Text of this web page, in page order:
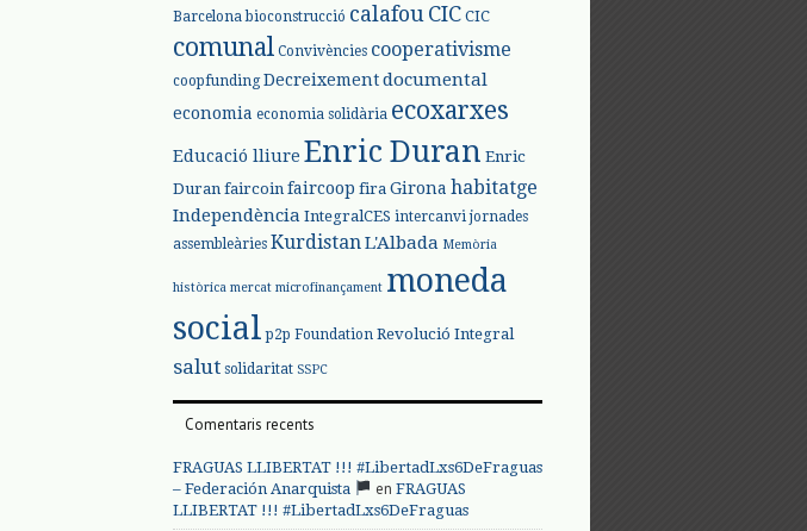
Barcelona bioconstrucció calafou CIC CIC
comunal Convivències cooperativisme
coopfunding Decreixementdocumental
economia economia solidària ecoxarxes
Educació lliure Enric Duran Enric
Duran faircoin faircoop fira Girona habitatge
Independència IntegralCES intercanvi jornades
assembleàries Kurdistan L'Albada Memòria
històrica mercat microfinançament moneda
social p2p Foundation Revolució Integral
salut solidaritat SSPC
Comentaris recents
FRAGUAS LLIBERTAT !!! #LibertadLxs6DeFraguas
– Federación Anarquista
en FRAGUAS
LLIBERTAT !!! #LibertadLxs6DeFraguas